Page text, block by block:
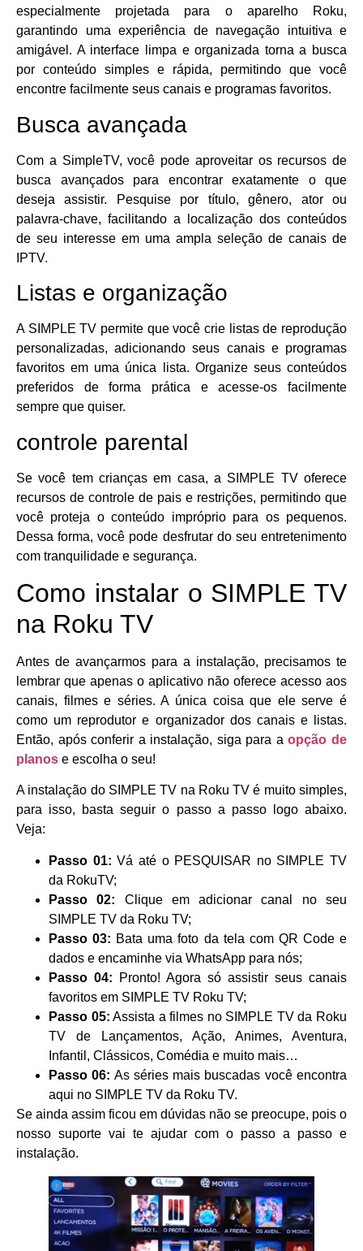
especialmente projetada para o aparelho Roku,
garantindo uma experiência de navegação intuitiva e
amigável. A interface limpa e organizada torna a busca
por conteúdo simples e rápida, permitindo que você
encontre facilmente seus canais e programas favoritos.
Busca avançada
Com a SimpleTV, você pode aproveitar os recursos de
busca avançados para encontrar exatamente o que
deseja assistir. Pesquise por título, gênero, ator ou
palavra-chave, facilitando a localização dos conteúdos
de seu interesse em uma ampla seleção de canais de
IPTV.
Listas e organização
A SIMPLE TV permite que você crie listas de reprodução
personalizadas, adicionando seus canais e programas
favoritos em uma única lista. Organize seus conteúdos
preferidos de forma prática e acesse-os facilmente
sempre que quiser.
controle parental
Se você tem crianças em casa, a SIMPLE TV oferece
recursos de controle de pais e restrições, permitindo que
você proteja o conteúdo impróprio para os pequenos.
Dessa forma, você pode desfrutar do seu entretenimento
com tranquilidade e segurança.
Como instalar o SIMPLE TV
na Roku TV
Antes de avançarmos para a instalação, precisamos te
lembrar que apenas o aplicativo não oferece acesso aos
canais, filmes e séries. A única coisa que ele serve é
como um reprodutor e organizador dos canais e listas.
Então, após conferir a instalação, siga para aopção de
planos e escolha o seu!
A instalação do SIMPLE TV na Roku TV é muito simples,
para isso, basta seguir o passo a passo logo abaixo.
Veja:
Passo 01: Vá até o PESQUISAR no SIMPLE TV
da RokuTV;
Passo 02: Clique em adicionar canal no seu
SIMPLE TV da Roku TV;
Passo 03: Bata uma foto da tela com QR Code e
dados e encaminhe via WhatsApp para nós;
Passo 04: Pronto! Agora só assistir seus canais
favoritos em SIMPLE TV Roku TV;
Passo 05: Assista a filmes no SIMPLE TV da Roku
TV de Lançamentos, Ação, Animes, Aventura,
Infantil, Clássicos, Comédia e muito mais…
Passo 06: As séries mais buscadas você encontra
aqui no SIMPLE TV da Roku TV.
Se ainda assim ficou em dúvidas não se preocupe, pois o
nosso suporte vai te ajudar com o passo a passo e
instalação.